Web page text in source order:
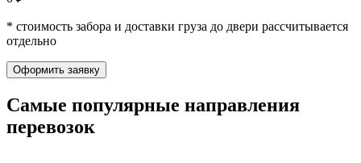
* стоимость забора и доставки груза до двери рассчитывается
отдельно
Оформить заявку
Самые популярные направления
перевозок